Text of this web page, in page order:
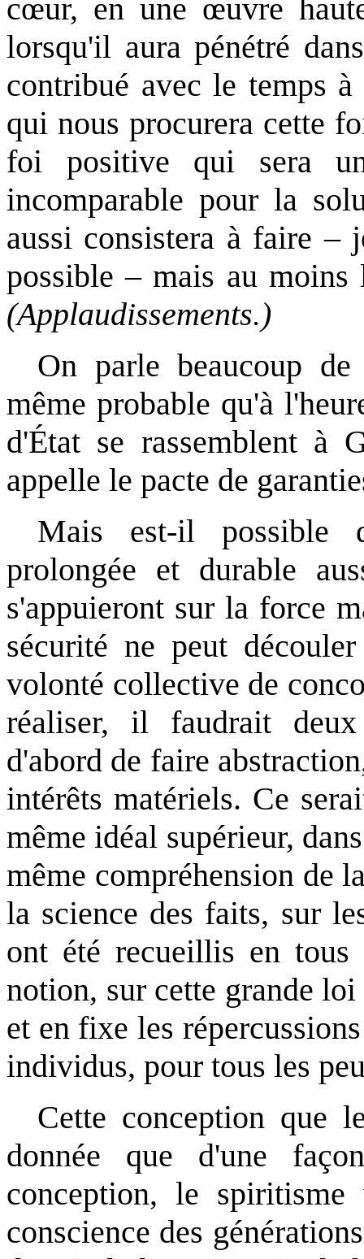
cœur, en une œuvre
lorsqu'il aura pénétré
contribué avec le temps
qui nous procurera cette
foi positive qui sera
incomparable pour la
aussi consistera à faire –
possible – mais au moins
(Applaudissements.)
On parle beaucoup
même probable qu'à
d'État se rassemblent à
appelle le pacte de
Mais est-il possible
prolongée et durable
s'appuieront sur la force
sécurité ne peut
volonté collective de
réaliser, il faudrait
d'abord de faire
intérêts matériels. Ce
même idéal supérieur,
même compréhension de
la science des faits, sur
ont été recueillis en tous
notion, sur cette grande
et en fixe les
individus, pour tous les
Cette conception que
donnée que d'une
conception, le
conscience des